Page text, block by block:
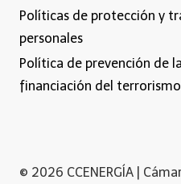
Políticas de protección y
personales
Política de prevención de
financiación del terrorismo
© 2026 CCENERGÍA |